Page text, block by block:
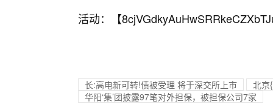
活动：【
长:高电新可转!债被受理 将于深交所上市
北京
华阳‘集’团披露97笔对外担保，被担保公司7家